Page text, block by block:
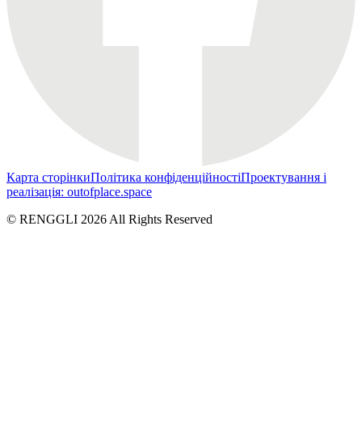
Карта сторінкиПолітика конфіденційностіПроектування і
реалізація: outofplace.space
© RENGGLI 2026 All Rights Reserved